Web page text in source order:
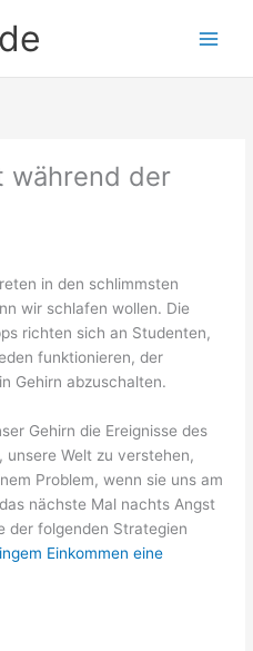
während der
in den schlimmsten
wir schlafen wollen. Die
richten sich an Studenten,
funktionieren, der
Gehirn abzuschalten.
Gehirn die Ereignisse des
Welt zu verstehen,
Problem, wenn sie uns am
nächste Mal nachts Angst
der folgenden Strategien
Einkommen eine